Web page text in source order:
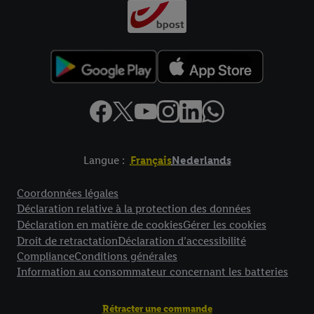
Langue : FrançaisNederlands
Coordonnées légales
Déclaration relative à la protection des données
Déclaration en matière de cookiesGérer les cookies
Droit de retractationDéclaration d’accessibilité
ComplianceConditions générales
Information au consommateur concernant les batteries
Rétracter une commande